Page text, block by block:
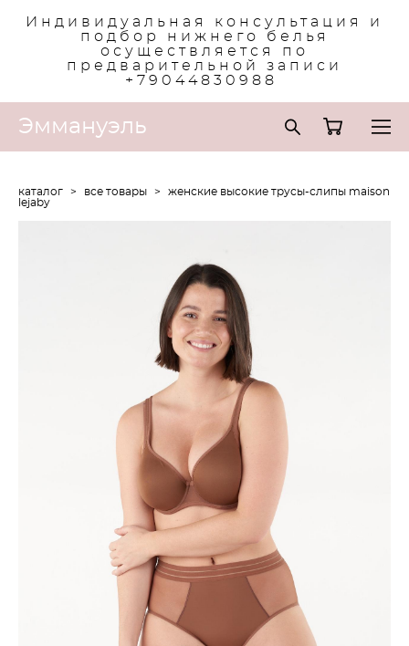
Индивидуальная консультация и
подбор нижнего белья
осуществляется по
предварительной записи
+79044830988
Эммануэль
каталог > все товары >
женские высокие трусы-слипы maison
lejaby